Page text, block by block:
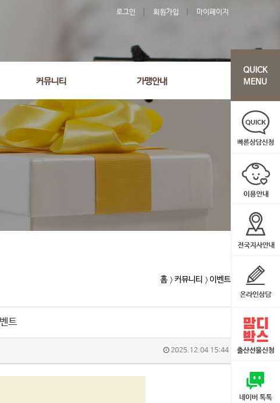
로그인 회원가입 마이페이지
커뮤니티 가맹안내
홈 커뮤니티 이벤트
트
2025.12.04 15:44